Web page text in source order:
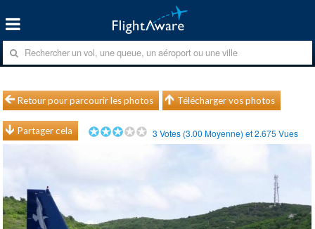
Retour pour parcourir les photos Télécharger vos photos
Partager cela 3 Votes (3.00 Moyenne) et2.675 Vues